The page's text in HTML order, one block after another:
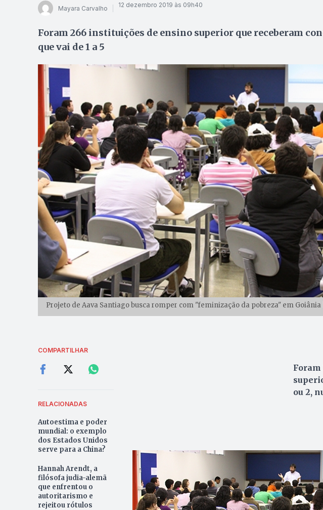
Mayara Carvalho 12 dezembro 2019 às 09h40
Foram 266 instituições de ensino superior que receberam
que vai de 1 a 5
Projeto de Aava Santiago busca romper com "feminização da pobreza" em
COMPARTILHAR
RELACIONADAS
Autoestima e poder
mundial: o exemplo
dos Estados Unidos
serve para a China?
Hannah Arendt, a
filósofa judia-alemã
que enfrentou o
autoritarismo e
rejeitou rótulos
ou 2,